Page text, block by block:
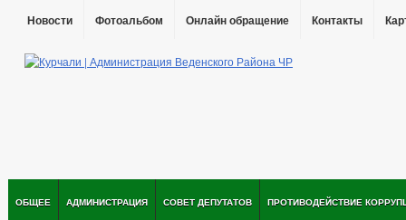
Новости Фотоальбом Онлайн обращение Контакты
ОБЩЕЕ АДМИНИСТРАЦИЯ СОВЕТ ДЕПУТАТОВ ПРОТИВОДЕЙСТВИЕ